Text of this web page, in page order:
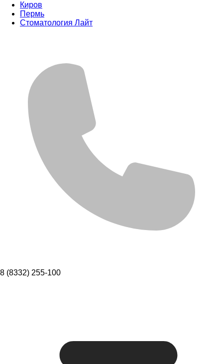
Киров
Пермь
Стоматология Лайт
8 (8332) 255-100